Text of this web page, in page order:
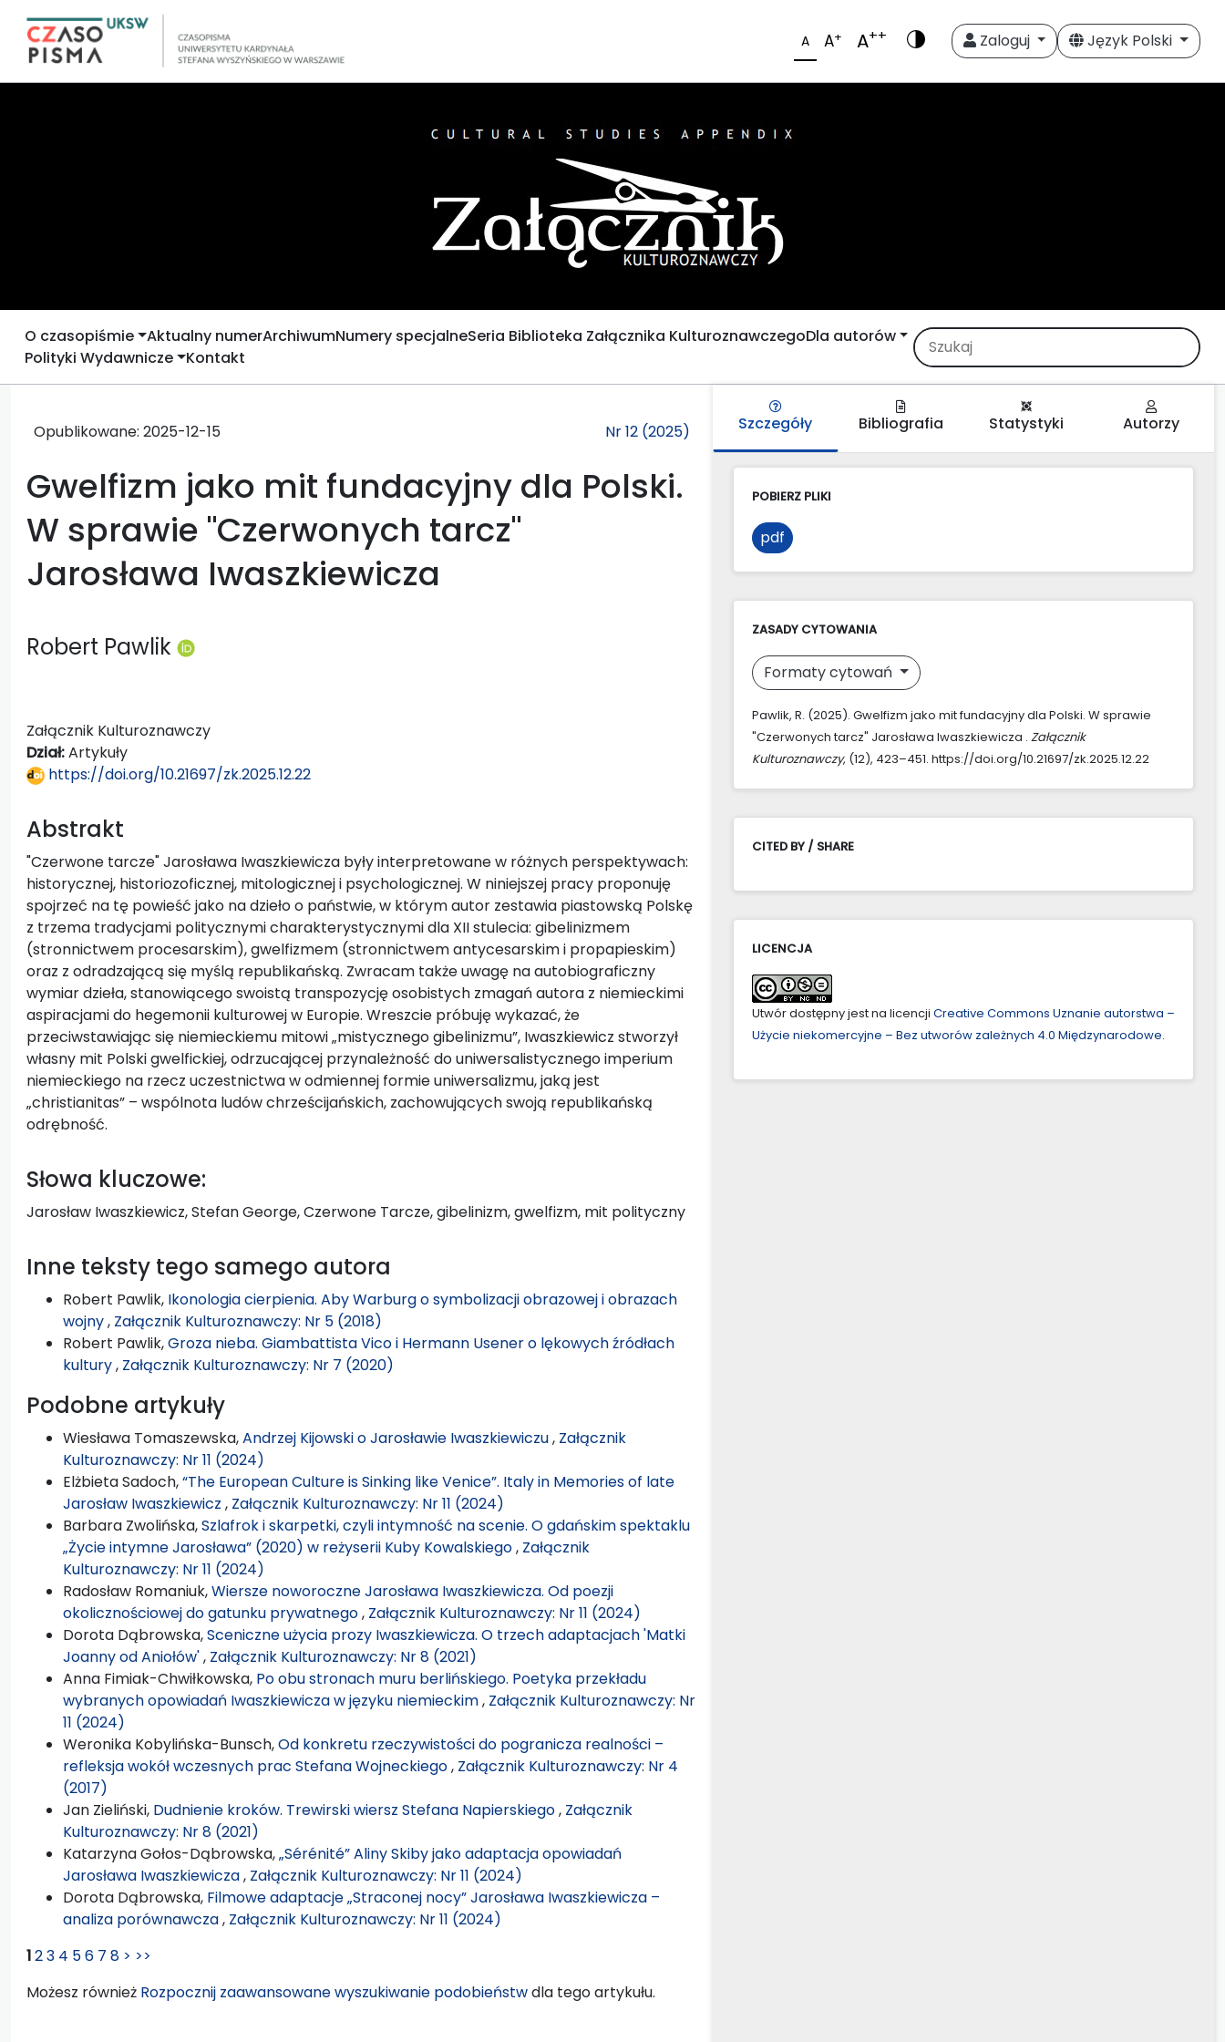
A A+ A++ Zaloguj Język Polski
O czasopiśmie Aktualny numerArchiwumNumery specjalneSeria Biblioteka Załącznika KulturoznawczegoDla autorów
Polityki Wydawnicze Kontakt
Opublikowane: 2025-12-15 Nr 12 (2025)
Gwelfizm jako mit fundacyjny dla Polski.
W sprawie "Czerwonych tarcz"
Jarosława Iwaszkiewicza
Robert Pawlik
Załącznik Kulturoznawczy
Dział:Artykuły
https://doi.org/10.21697/zk.2025.12.22
Abstrakt
"Czerwone tarcze" Jarosława Iwaszkiewicza były interpretowane w różnych perspektywach:
historycznej, historiozoficznej, mitologicznej i psychologicznej. W niniejszej pracy proponuję
spojrzeć na tę powieść jako na dzieło o państwie, w którym autor zestawia piastowską Polskę
z trzema tradycjami politycznymi charakterystycznymi dla XII stulecia: gibelinizmem
(stronnictwem procesarskim), gwelfizmem (stronnictwem antycesarskim i propapieskim)
oraz z odradzającą się myślą republikańską. Zwracam także uwagę na autobiograficzny
wymiar dzieła, stanowiącego swoistą transpozycję osobistych zmagań autora z niemieckimi
aspiracjami do hegemonii kulturowej w Europie. Wreszcie próbuję wykazać, że
przeciwstawiając się niemieckiemu mitowi „mistycznego gibelinizmu”, Iwaszkiewicz stworzył
własny mit Polski gwelfickiej, odrzucającej przynależność do uniwersalistycznego imperium
niemieckiego na rzecz uczestnictwa w odmiennej formie uniwersalizmu, jaką jest
„christianitas” – wspólnota ludów chrześcijańskich, zachowujących swoją republikańską
odrębność.
Słowa kluczowe:
Jarosław Iwaszkiewicz, Stefan George, Czerwone Tarcze, gibelinizm, gwelfizm, mit polityczny
Inne teksty tego samego autora
Robert Pawlik, Ikonologia cierpienia. Aby Warburg o symbolizacji obrazowej i obrazach
wojny, Załącznik Kulturoznawczy: Nr 5 (2018)
Robert Pawlik,Groza nieba. Giambattista Vico i Hermann Usener o lękowych źródłach
kultury, Załącznik Kulturoznawczy: Nr 7 (2020)
Podobne artykuły
Wiesława Tomaszewska,Andrzej Kijowski o Jarosławie Iwaszkiewiczu, Załącznik
Kulturoznawczy: Nr 11 (2024)
Elżbieta Sadoch,“The European Culture is Sinking like Venice”. Italy in Memories of late
Jarosław Iwaszkiewicz , Załącznik Kulturoznawczy: Nr 11 (2024)
Barbara Zwolińska,Szlafrok i skarpetki, czyli intymność na scenie. O gdańskim spektaklu
„Życie intymne Jarosława” (2020) w reżyserii Kuby Kowalskiego, Załącznik
Kulturoznawczy: Nr 11 (2024)
Radosław Romaniuk,Wiersze noworoczne Jarosława Iwaszkiewicza. Od poezji
okolicznościowej do gatunku prywatnego, Załącznik Kulturoznawczy: Nr 11 (2024)
Dorota Dąbrowska,Sceniczne użycia prozy Iwaszkiewicza. O trzech adaptacjach 'Matki
Joanny od Aniołów', Załącznik Kulturoznawczy: Nr 8 (2021)
Anna Fimiak-Chwiłkowska, Po obu stronach muru berlińskiego. Poetyka przekładu
wybranych opowiadań Iwaszkiewicza w języku niemieckim, Załącznik Kulturoznawczy: Nr
11 (2024)
Weronika Kobylińska-Bunsch,Od konkretu rzeczywistości do pogranicza realności –
refleksja wokół wczesnych prac Stefana Wojneckiego, Załącznik Kulturoznawczy: Nr 4
(2017)
Jan Zieliński, Dudnienie kroków. Trewirski wiersz Stefana Napierskiego, Załącznik
Kulturoznawczy: Nr 8 (2021)
Katarzyna Gołos-Dąbrowska,„Sérénité” Aliny Skiby jako adaptacja opowiadań
Jarosława Iwaszkiewicza, Załącznik Kulturoznawczy: Nr 11 (2024)
Dorota Dąbrowska, Filmowe adaptacje „Straconej nocy” Jarosława Iwaszkiewicza –
analiza porównawcza, Załącznik Kulturoznawczy: Nr 11 (2024)
123 4 56 7 8 > >>
Możesz również Rozpocznij zaawansowane wyszukiwanie podobieństwdla tego artykułu.
Szczegóły Bibliografia Statystyki Autorzy
POBIERZ PLIKI
pdf
ZASADY CYTOWANIA
Formaty cytowań
Pawlik, R. (2025). Gwelfizm jako mit fundacyjny dla Polski. W sprawie
"Czerwonych tarcz" Jarosława Iwaszkiewicza . Załącznik
Kulturoznawczy, (12), 423–451. https://doi.org/10.21697/zk.2025.12.22
CITED BY / SHARE
LICENCJA
Utwór dostępny jest na licencji Creative Commons Uznanie autorstwa –
Użycie niekomercyjne – Bez utworów zależnych 4.0 Międzynarodowe.